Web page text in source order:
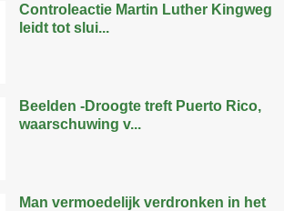
Controleactie Martin Luther Kingweg
leidt tot slui...
Beelden -Droogte treft Puerto Rico,
waarschuwing v...
Man vermoedelijk verdronken in het